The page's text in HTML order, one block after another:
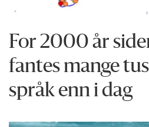
For 2000 år
fantes mange
språk enn i dag